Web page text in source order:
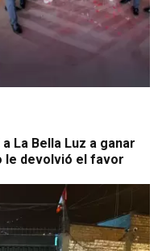
La Bella Luz a ganar
le devolvió el favor